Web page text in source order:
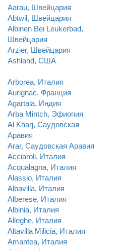
Aarau, Швейцария
Abtwil, Швейцария
Albinen Bei Leukerbad,
Швейцария
Arzier, Швейцария
Ashland, США
Arborea, Италия
Aurignac, Франция
Agartala, Индия
Arba Mintch, Эфиопия
Al Kharj, Саудовская
Аравия
Arar, Саудовская Аравия
Acciaroli, Италия
Acqualagna, Италия
Alassio, Италия
Albavilla, Италия
Alberese, Италия
Albinia, Италия
Alleghe, Италия
Altavilla Milicia, Италия
Amantea, Италия